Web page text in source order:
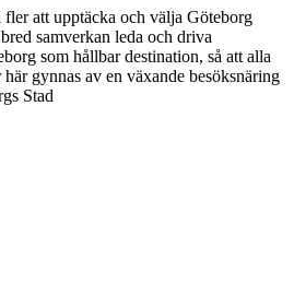
fler att upptäcka och välja Göteborg
samverkan leda och driva
som hållbar destination, så att alla
gynnas av en växande besöksnäring
Stad